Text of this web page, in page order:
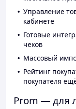
Управление
кабинете
Готовые
чеков
Массовый
Рейтинг
покупателя
Prom — для